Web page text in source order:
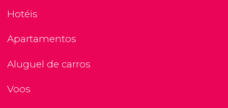
Hotéis
Apartamentos
Aluguel de carros
Voos